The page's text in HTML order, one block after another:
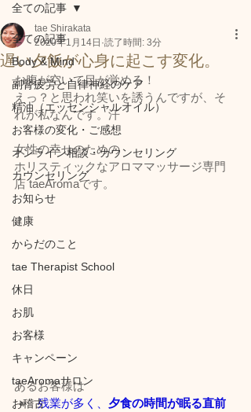
全ての記事
Body & Mind
副腎疲労と自律神経のケア
精油（エッセンシャルオイル）
お客様の変化・ご感想
オンライン相談・カウンセリング
カウンセリング
お知らせ
健康
からだのこと
tae Therapist School
休日
お肌
お客様
キャンペーン
taeAromaサロン
お稽古
全ての記事
遅い夕飯が心身に起こす変化。
tae Shirakata
2020年1月14日 読了時間: 3分
お腹が空いて目が覚める！
えっ？と思われ笑いを誘うんですが、そ
れが私なんです。汗
女性の幸せのための
ホリスティックなアロママッサージ専門
店 taeAromaです。
あるお客様は
残業が多く、 夕食の時間が眠る直前